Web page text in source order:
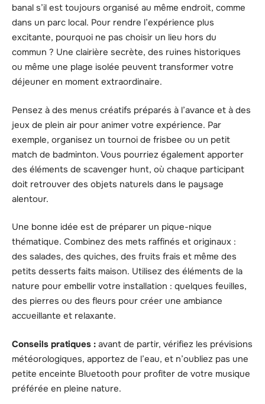
banal s’il est toujours organisé au même endroit, comme
dans un parc local. Pour rendre l’expérience plus
excitante, pourquoi ne pas choisir un lieu hors du
commun ? Une clairière secrète, des ruines historiques
ou même une plage isolée peuvent transformer votre
déjeuner en moment extraordinaire.
Pensez à des menus créatifs préparés à l’avance et à des
jeux de plein air pour animer votre expérience. Par
exemple, organisez un tournoi de frisbee ou un petit
match de badminton. Vous pourriez également apporter
des éléments de scavenger hunt, où chaque participant
doit retrouver des objets naturels dans le paysage
alentour.
Une bonne idée est de préparer un pique-nique
thématique. Combinez des mets raffinés et originaux :
des salades, des quiches, des fruits frais et même des
petits desserts faits maison. Utilisez des éléments de la
nature pour embellir votre installation : quelques feuilles,
des pierres ou des fleurs pour créer une ambiance
accueillante et relaxante.
Conseils pratiques : avant de partir, vérifiez les prévisions
météorologiques, apportez de l’eau, et n’oubliez pas une
petite enceinte Bluetooth pour profiter de votre musique
préférée en pleine nature.